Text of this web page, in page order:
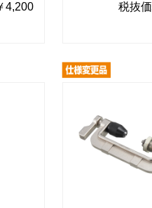
4,200
税抜